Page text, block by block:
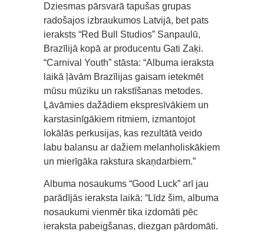
Dziesmas pārsvarā tapušas grupas
radošajos izbraukumos Latvijā, bet pats
ieraksts “Red Bull Studios” Sanpaulū,
Brazīlijā kopā ar producentu Gati Zaķi.
“Carnival Youth” stāsta: “Albuma ieraksta
laikā ļāvām Brazīlijas gaisam ietekmēt
mūsu mūziku un rakstīšanas metodes.
Ļāvāmies dažādiem ekspresīvākiem un
karstasinīgākiem ritmiem, izmantojot
lokālās perkusijas, kas rezultātā veido
labu balansu ar dažiem melanholiskākiem
un mierīgāka rakstura skaņdarbiem.”
Albuma nosaukums “Good Luck” arī jau
parādījās ieraksta laikā: “Līdz šim, albuma
nosaukumi vienmēr tika izdomāti pēc
ieraksta pabeigšanas, diezgan pārdomāti.